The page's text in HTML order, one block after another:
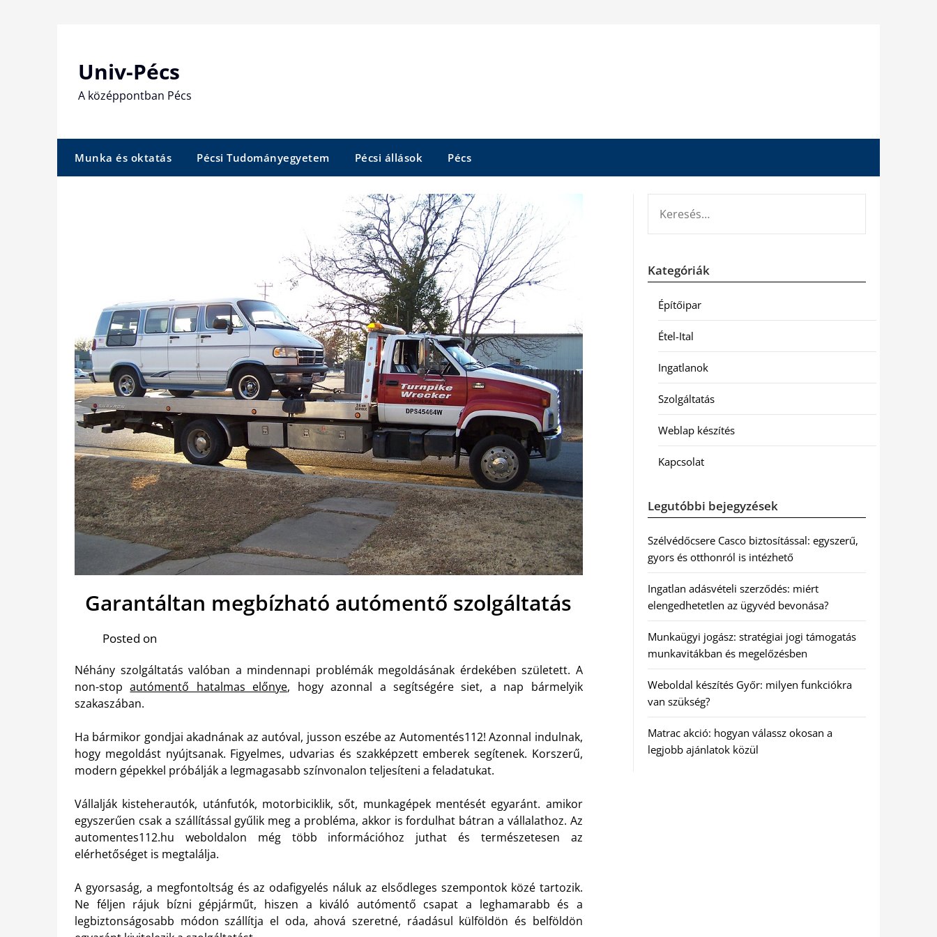
Univ-Pécs
A középpontban Pécs
Munka és oktatás Pécsi Tudományegyetem Pécsi állások Pécs
Garantáltan megbízható autómentő szolgáltatás
Posted on
Néhány szolgáltatás valóban a mindennapi problémák megoldásának érdekében született. A
non-stopautómentő hatalmas előnye, hogy azonnal a segítségére siet, a nap bármelyik
szakaszában.
Ha bármikor gondjai akadnának az autóval, jusson eszébe az Automentés112! Azonnal indulnak,
hogy megoldást nyújtsanak. Figyelmes, udvarias és szakképzett emberek segítenek. Korszerű,
modern gépekkel próbálják a legmagasabb színvonalon teljesíteni a feladatukat.
Vállalják kisteherautók, utánfutók, motorbiciklik, sőt, munkagépek mentését egyaránt. amikor
egyszerűen csak a szállítással gyűlik meg a probléma, akkor is fordulhat bátran a vállalathoz. Az
automentes112.hu weboldalon még több információhoz juthat és természetesen az
elérhetőséget is megtalálja.
A gyorsaság, a megfontoltság és az odafigyelés náluk az elsődleges szempontok közé tartozik.
Ne féljen rájuk bízni gépjárműt, hiszen a kiváló autómentő csapat a leghamarabb és a
legbiztonságosabb módon szállítja el oda, ahová szeretné, ráadásul külföldön és belföldön
Kategóriák
Építőipar
Étel-Ital
Ingatlanok
Szolgáltatás
Weblap készítés
Kapcsolat
Legutóbbi bejegyzések
Szélvédőcsere Casco biztosítással: egyszerű,
gyors és otthonról is intézhető
Ingatlan adásvételi szerződés: miért
elengedhetetlen az ügyvéd bevonása?
Munkaügyi jogász: stratégiai jogi támogatás
munkavitákban és megelőzésben
Weboldal készítés Győr: milyen funkciókra
van szükség?
Matrac akció: hogyan válassz okosan a
legjobb ajánlatok közül